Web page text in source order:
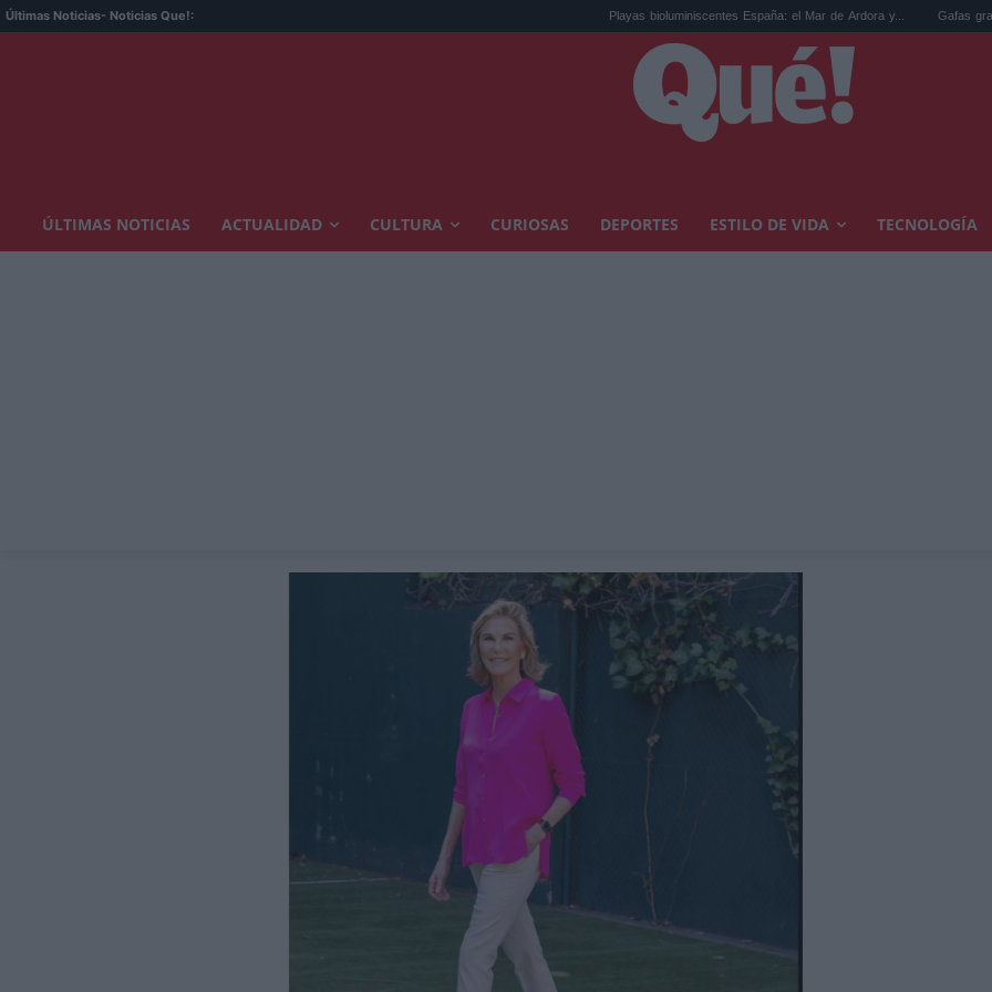
Últimas Noticias- Noticias Que!: Playas bioluminiscentes España: el Mar de Ardora y... Gafas gratis para ver
ÚLTIMAS NOTICIAS ACTUALIDAD CULTURA CURIOSAS DEPORTES ESTILO DE VIDA TECNOLOGÍA